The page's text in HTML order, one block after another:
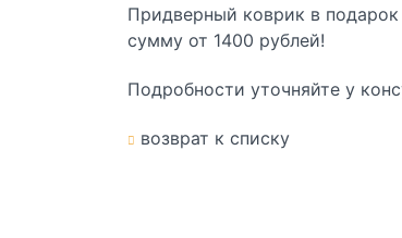
Придверный коврик в
сумму от 1400 рублей!
Подробности уточняйте у
возврат к списку